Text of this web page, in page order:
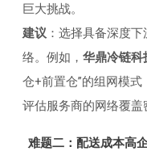
巨大挑战。
建议 ：选择具备深度
络。例如， 华鼎冷链科
仓+前置仓”的组网模
评估服务商的网络覆盖
难题二：配送成本高